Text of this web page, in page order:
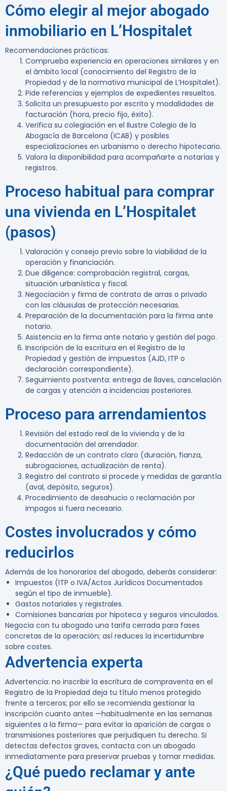
Cómo elegir al mejor abogado
inmobiliario en L’Hospitalet
Recomendaciones prácticas:
Comprueba experiencia en operaciones similares y en
el ámbito local (conocimiento del Registro de la
Propiedad y de la normativa municipal de L’Hospitalet).
Pide referencias y ejemplos de expedientes resueltos.
Solicita un presupuesto por escrito y modalidades de
facturación (hora, precio fijo, éxito).
Verifica su colegiación en el Ilustre Colegio de la
Abogacía de Barcelona (ICAB) y posibles
especializaciones en urbanismo o derecho hipotecario.
Valora la disponibilidad para acompañarte a notarías y
registros.
Proceso habitual para comprar
una vivienda en L’Hospitalet
(pasos)
Valoración y consejo previo sobre la viabilidad de la
operación y financiación.
Due diligence: comprobación registral, cargas,
situación urbanística y fiscal.
Negociación y firma de contrato de arras o privado
con las cláusulas de protección necesarias.
Preparación de la documentación para la firma ante
notario.
Asistencia en la firma ante notario y gestión del pago.
Inscripción de la escritura en el Registro de la
Propiedad y gestión de impuestos (AJD, ITP o
declaración correspondiente).
Seguimiento postventa: entrega de llaves, cancelación
de cargas y atención a incidencias posteriores.
Proceso para arrendamientos
Revisión del estado real de la vivienda y de la
documentación del arrendador.
Redacción de un contrato claro (duración, fianza,
subrogaciones, actualización de renta).
Registro del contrato si procede y medidas de garantía
(aval, depósito, seguros).
Procedimiento de desahucio o reclamación por
impagos si fuera necesario.
Costes involucrados y cómo
reducirlos
Además de los honorarios del abogado, deberás considerar:
Impuestos (ITP o IVA/Actos Jurídicos Documentados
según el tipo de inmueble).
Gastos notariales y registrales.
Comisiones bancarias por hipoteca y seguros vinculados.
Negocia con tu abogado una tarifa cerrada para fases
concretas de la operación; así reduces la incertidumbre
sobre costes.
Advertencia experta
Advertencia: no inscribir la escritura de compraventa en el
Registro de la Propiedad deja tu título menos protegido
frente a terceros; por ello se recomienda gestionar la
inscripción cuanto antes —habitualmente en las semanas
siguientes a la firma— para evitar la aparición de cargas o
transmisiones posteriores que perjudiquen tu derecho. Si
detectas defectos graves, contacta con un abogado
inmediatamente para preservar pruebas y tomar medidas.
¿Qué puedo reclamar y ante